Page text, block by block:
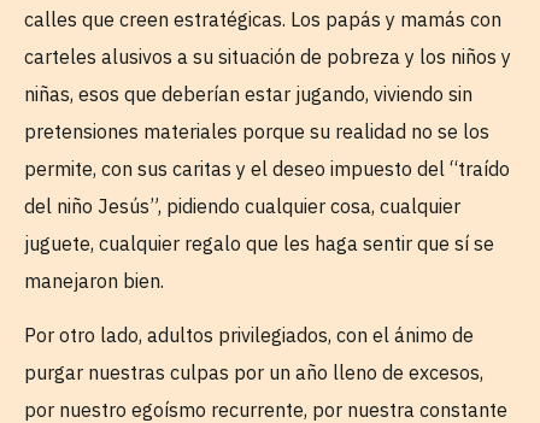
calles que creen estratégicas. Los papás y mamás con
carteles alusivos a su situación de pobreza y los niños y
niñas, esos que deberían estar jugando, viviendo sin
pretensiones materiales porque su realidad no se los
permite, con sus caritas y el deseo impuesto del “traído
del niño Jesús”, pidiendo cualquier cosa, cualquier
juguete, cualquier regalo que les haga sentir que sí se
manejaron bien.
Por otro lado, adultos privilegiados, con el ánimo de
purgar nuestras culpas por un año lleno de excesos,
por nuestro egoísmo recurrente, por nuestra constante